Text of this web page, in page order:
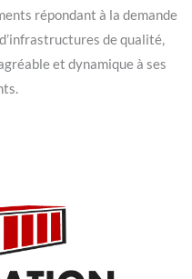
répondant à la demande
de qualité,
et dynamique à ses